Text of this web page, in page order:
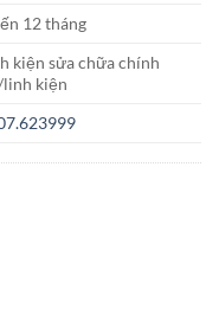
12 tháng
kiện sửa chữa chính
linh kiện